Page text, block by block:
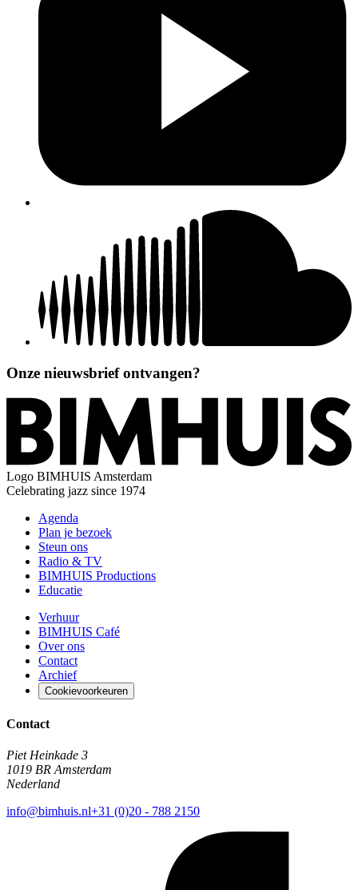
Onze nieuwsbrief ontvangen?
Logo BIMHUIS Amsterdam
Celebrating jazz since 1974
Agenda
Plan je bezoek
Steun ons
Radio & TV
BIMHUIS Productions
Educatie
Verhuur
BIMHUIS Café
Over ons
Contact
Archief
Cookievoorkeuren
Contact
Piet Heinkade 3
1019 BR Amsterdam
Nederland
info@bimhuis.nl+31 (0)20 - 788 2150